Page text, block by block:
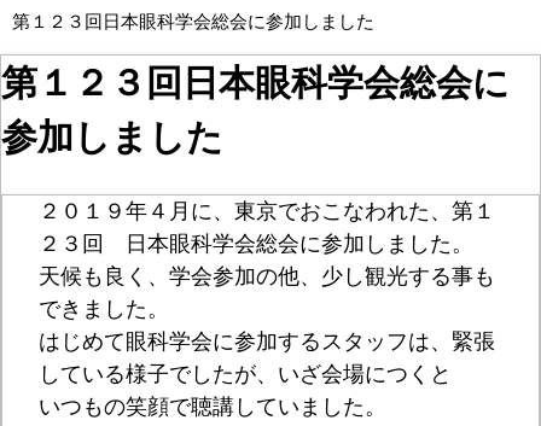
第１２３回日本眼科学会総会に参加しました
第１２３回日本眼科学会総会に
参加しました
２０１９年４月に、東京でおこなわれた、第１
２３回 日本眼科学会総会に参加しました。
天候も良く、学会参加の他、少し観光する事も
できました。
はじめて眼科学会に参加するスタッフは、緊張
している様子でしたが、いざ会場につくと
いつもの笑顔で聴講していました。